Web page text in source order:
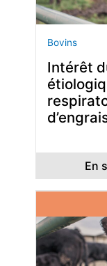
Bovins
Intérêt
En